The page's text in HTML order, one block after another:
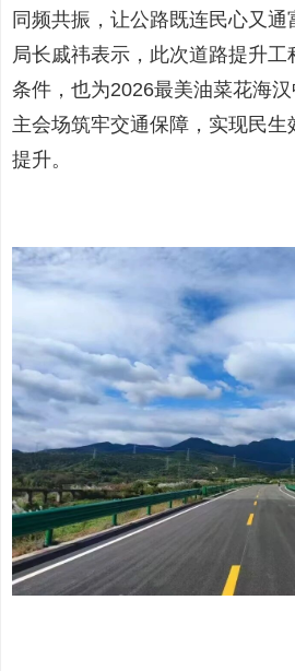
同频共振，让公路既连民心又通
局长戚祎表示，此次道路提升
条件，也为2026最美油菜花海
主会场筑牢交通保障，实现民生
提升。